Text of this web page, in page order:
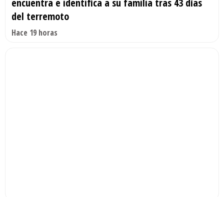
encuentra e identifica a su familia tras 43 días
del terremoto
Hace 19 horas